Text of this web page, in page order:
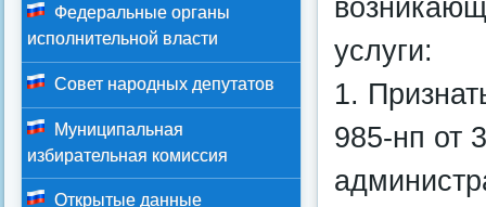
услуги:
1.
985-нп от
Федеральные органы
исполнительной власти
Совет народных депутатов
Муниципальная
избирательная комиссия
Открытые данные